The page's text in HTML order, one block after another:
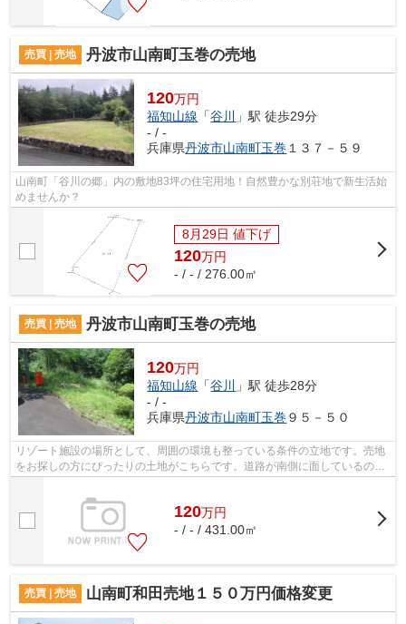
売買 | 売地 丹波市山南町玉巻の売地
120万円
福知山線 「谷川
」駅 徒歩29分
- / -
兵庫県丹波市山南町玉巻 １３７－５９
山南町「谷川の郷」内の敷地83坪の住宅用地！自然豊かな別荘地で新生活始
めませんか？
8月29日 値下げ
120万円
- / - / 276.00㎡
売買 | 売地 丹波市山南町玉巻の売地
120万円
福知山線 「谷川
」駅 徒歩28分
- / -
兵庫県丹波市山南町玉巻 ９５－５０
リゾート施設の場所として、周囲の環境も整っている条件の立地です。売地
をお探しの方にぴったりの土地がこちらです。道路が南側に面しているの
120万円
- / - / 431.00㎡
売買 | 売地 山南町和田売地１５０万円価格変更